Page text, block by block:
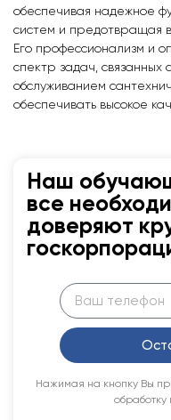
обеспечивая надежное
систем и предотвращая
Его профессионализм и
спектр задач, связанных
обслуживанием
обеспечивать высокое
Наш
все
доверяют
Нажимая на кнопку Вы